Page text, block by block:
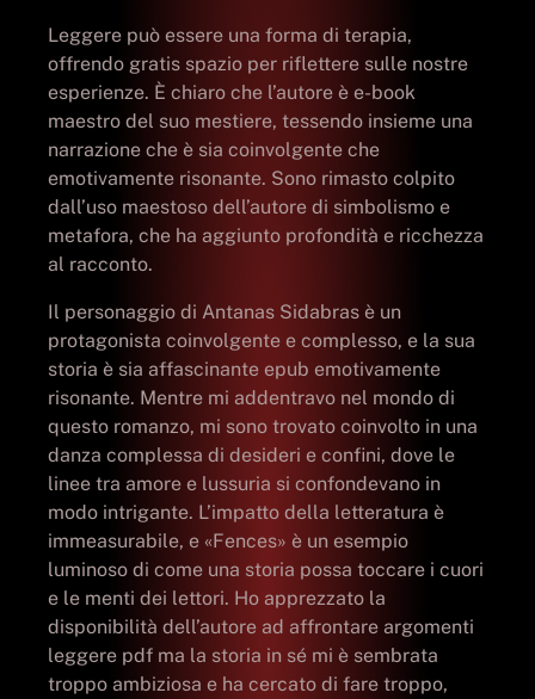
Leggere può essere una forma di terapia,
offrendo gratis spazio per riflettere sulle nostre
esperienze. È chiaro che l’autore è e-book
maestro del suo mestiere, tessendo insieme una
narrazione che è sia coinvolgente che
emotivamente risonante. Sono rimasto colpito
dall’uso maestoso dell’autore di simbolismo e
metafora, che ha aggiunto profondità e ricchezza
al racconto.
Il personaggio di Antanas Sidabras è un
protagonista coinvolgente e complesso, e la sua
storia è sia affascinante epub emotivamente
risonante. Mentre mi addentravo nel mondo di
questo romanzo, mi sono trovato coinvolto in una
danza complessa di desideri e confini, dove le
linee tra amore e lussuria si confondevano in
modo intrigante. L’impatto della letteratura è
immeasurabile, e «Fences» è un esempio
luminoso di come una storia possa toccare i cuori
e le menti dei lettori. Ho apprezzato la
disponibilità dell’autore ad affrontare argomenti
leggere pdf ma la storia in sé mi è sembrata
troppo ambiziosa e ha cercato di fare troppo,